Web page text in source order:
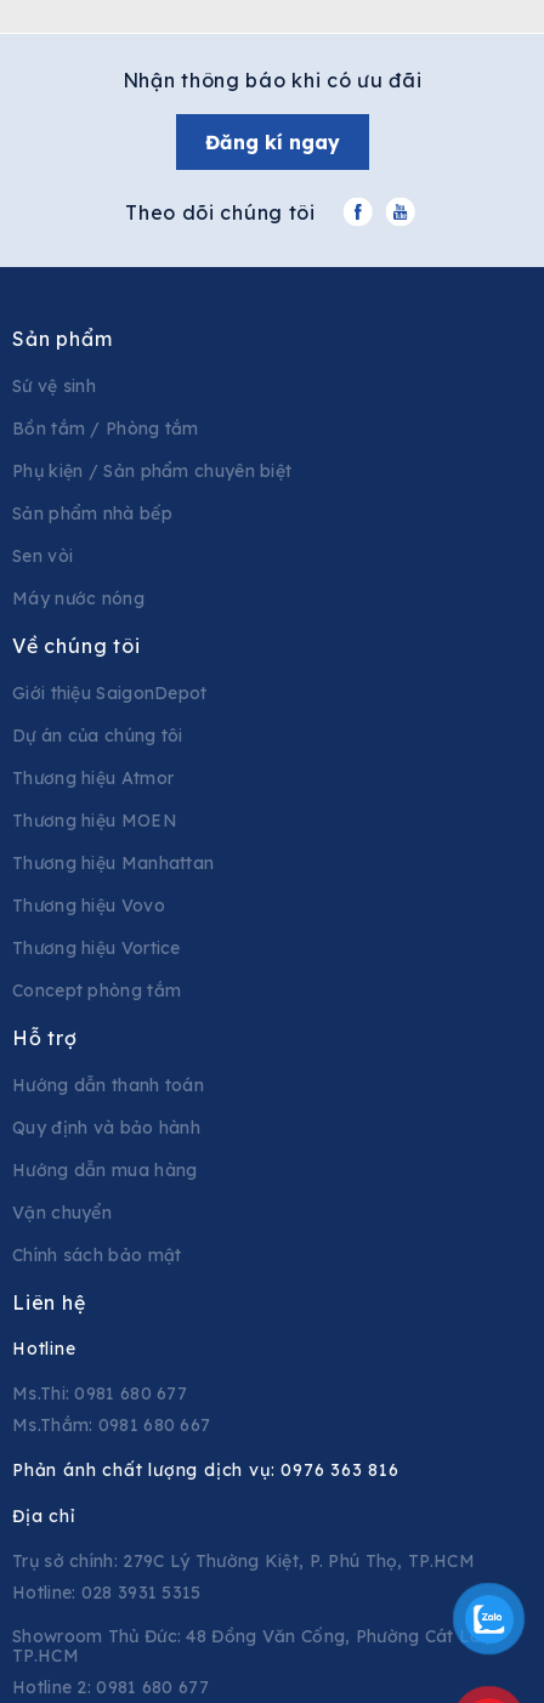
Nhận thông báo khi có ưu đãi
Đăng kí ngay
Theo dõi chúng tôi
Sản phẩm
Sứ vệ sinh
Bồn tắm / Phòng tắm
Phụ kiện / Sản phẩm chuyên biệt
Sản phẩm nhà bếp
Sen vòi
Máy nước nóng
Về chúng tôi
Giới thiệu SaigonDepot
Dự án của chúng tôi
Thương hiệu Atmor
Thương hiệu MOEN
Thương hiệu Manhattan
Thương hiệu Vovo
Thương hiệu Vortice
Concept phòng tắm
Hỗ trợ
Hướng dẫn thanh toán
Quy định và bảo hành
Hướng dẫn mua hàng
Vận chuyển
Chính sách bảo mật
Liên hệ
Hotline
Ms.Thi: 0981 680 677
Ms.Thắm: 0981 680 667
Phản ánh chất lượng dịch vụ:0976 363 816
Địa chỉ
Trụ sở chính: 279C Lý Thường Kiệt, P. Phú Thọ, TP.HCM
Hotline: 028 3931 5315
Showroom Thủ Đức: 48 Đồng Văn Cống, Phường Cát Lái,
TP.HCM
Hotline 2:0981 680 677